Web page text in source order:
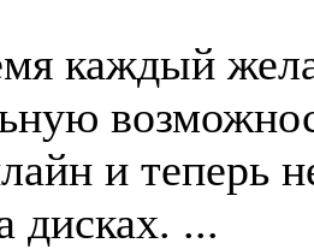
каждый
и теперь
дисках. ...